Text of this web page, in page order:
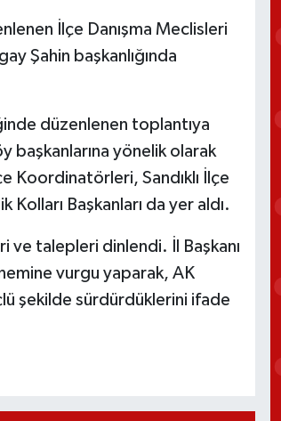
İlçe Danışma Meclisleri
Şahin başkanlığında
düzenlenen toplantıya
başkanlarına yönelik olarak
Koordinatörleri, Sandıklı İlçe
Kolları Başkanları da yer aldı.
ve talepleri dinlendi. İl Başkanı
vurgu yaparak, AK
şekilde sürdürdüklerini ifade